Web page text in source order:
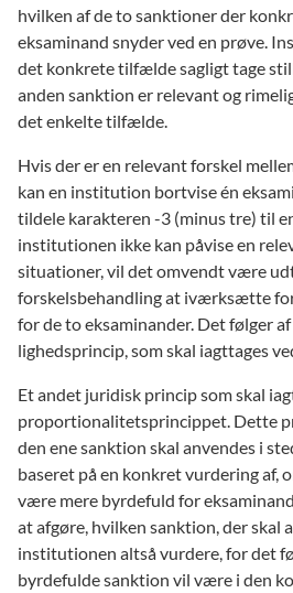
hvilken af de to sanktioner der
eksaminand snyder ved en prøve.
det konkrete tilfælde sagligt tage
anden sanktion er relevant og
det enkelte tilfælde.
Hvis der er en relevant forskel
kan en institution bortvise én
tildele karakteren -3 (minus tre) til
institutionen ikke kan påvise en
situationer, vil det omvendt være
forskelsbehandling at iværksætte
for de to eksaminander. Det følger
lighedsprincip, som skal iagttages
Et andet juridisk princip som skal
proportionalitetsprincippet. Dette
den ene sanktion skal anvendes i
baseret på en konkret vurdering af,
være mere byrdefuld for
at afgøre, hvilken sanktion, der skal
institutionen altså vurdere, for det
byrdefulde sanktion vil være i den